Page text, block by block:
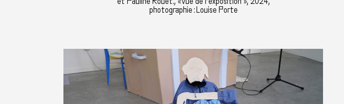
photographie : Louise Porte